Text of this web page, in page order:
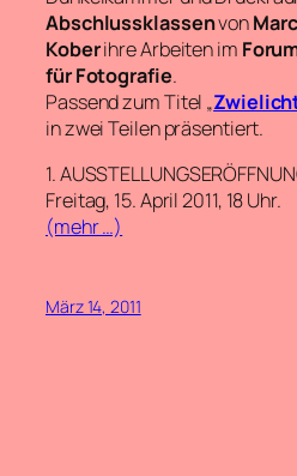
Abschlussklassenvon
Koberihre Arbeiten im
für Fotografie.
Passend zum Titel „
in zwei Teilen präsentiert.
1.
Freitag, 15. April 2011, 18 Uhr.
(mehr …)
März 14, 2011